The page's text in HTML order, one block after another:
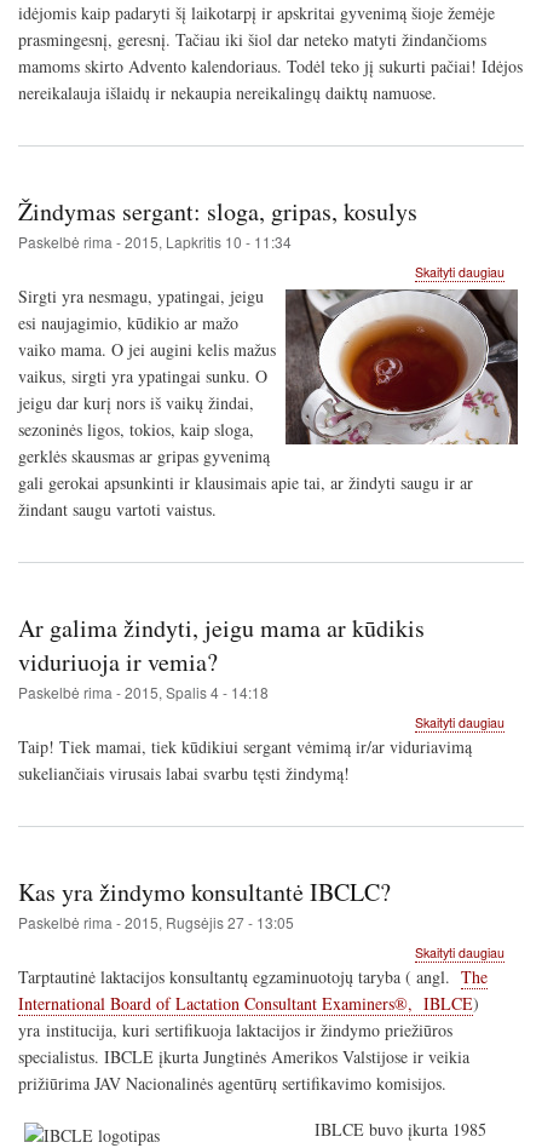
idėjomis kaip padaryti šį laikotarpį ir apskritai gyvenimą šioje žemėje
prasmingesnį, geresnį. Tačiau iki šiol dar neteko matyti žindančioms
mamoms skirto Advento kalendoriaus. Todėl teko jį sukurti pačiai! Idėjos
nereikalauja išlaidų ir nekaupia nereikalingų daiktų namuose.
Žindymas sergant: sloga, gripas, kosulys
Paskelbė rima -2015, Lapkritis 10 - 11:34
Skaityti daugiauapie
sloga,
gripas,
Sirgti yra nesmagu, ypatingai, jeigu
esi naujagimio, kūdikio ar mažo
vaiko mama. O jei augini kelis mažus
vaikus, sirgti yra ypatingai sunku. O
jeigu dar kurį nors iš vaikų žindai,
sezoninės ligos, tokios, kaip sloga,
gerklės skausmas ar gripas gyvenimą
gali gerokai apsunkinti ir klausimais apie tai, ar žindyti saugu ir ar
žindant saugu vartoti vaistus.
Ar galima žindyti, jeigu mama ar kūdikis
viduriuoja ir vemia?
Paskelbė rima -2015, Spalis 4 - 14:18
Skaityti daugiauapie
mama
Taip! Tiek mamai, tiek kūdikiui sergant vėmimą ir/ar viduriavimą
sukeliančiais virusais labai svarbu tęsti žindymą!
Kas yra žindymo konsultantė IBCLC?
Paskelbė rima -2015, Rugsėjis 27 - 13:05
Skaityti daugiauapie
Tarptautinė laktacijos konsultantų egzaminuotojų taryba ( angl. The
International Board of Lactation Consultant Examiners®, IBLCE)
yra institucija, kuri sertifikuoja laktacijos ir žindymo priežiūros
specialistus. IBCLE įkurta Jungtinės Amerikos Valstijose ir veikia
prižiūrima JAV Nacionalinės agentūrų sertifikavimo komisijos.
IBLCE buvo įkurta 1985